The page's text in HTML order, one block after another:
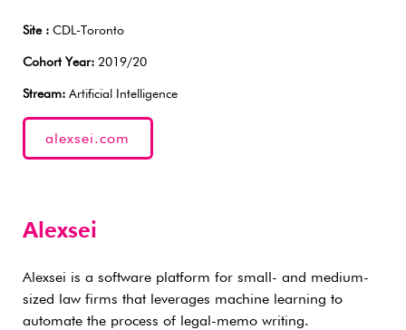
Site : CDL-Toronto
Cohort Year: 2019/20
Stream: Artificial Intelligence
alexsei.com
Alexsei
Alexsei is a software platform for small- and medium-
sized law firms that leverages machine learning to
automate the process of legal-memo writing.